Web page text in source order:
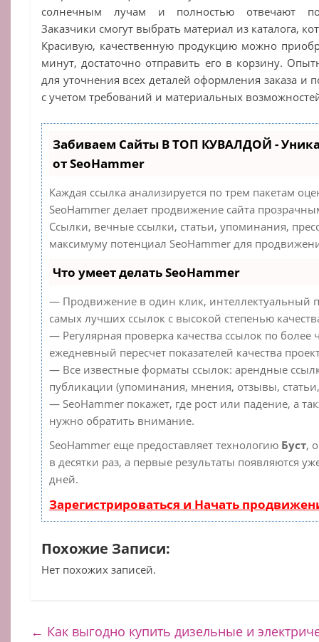
солнечным лучам и полностью отвечают
Заказчики смогут выбрать материал из каталога,
Красивую, качественную продукцию можно
минут, достаточно отправить его в корзину.
для уточнения всех деталей оформления заказа и
с учетом требований и материальных
Забиваем Сайты В ТОП КУВАЛДОЙ -
от SeoHammer
Каждая ссылка анализируется по трем пакетам
SeoHammer делает продвижение сайта
Ссылки, вечные ссылки, статьи, упоминания,
максимуму потенциал SeoHammer для
Что умеет делать SeoHammer
— Продвижение в один клик, интеллектуальный
самых лучших ссылок с высокой степенью
— Регулярная проверка качества ссылок по более
ежедневный пересчет показателей качества
— Все известные форматы ссылок: арендные
публикации (упоминания, мнения, отзывы,
— SeoHammer покажет, где рост или падение, а
нужно обратить внимание.
SeoHammer еще предоставляет технологию Буст,
в десятки раз, а первые результаты появляются
дней.
Зарегистрироваться и Начать
Похожие Записи:
Нет похожих записей.
← Как выгодно купить дизельные и